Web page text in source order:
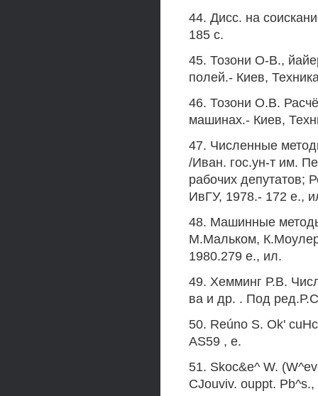
44. Дисс. на
185 с.
45. Тозони О-В.,
полей.- Киев,
46. Тозони О.В.
машинах.- Киев,
47. Численные
/Иван. гос.ун-т им.
рабочих депутатов;
ИвГУ, 1978.- 172 е.,
48. Машинные
М.Мальком,
1980.279 е., ил.
49. Хемминг Р.В.
ва и др. . Под
50. Reúno S. Ok'
AS59 , е.
51. Skoc&e^ W.
CJouviv. ouppt.